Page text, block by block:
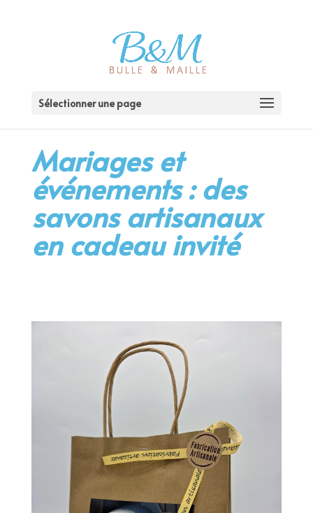
Sélectionner une page
Mariages et
événements : des
savons artisanaux
en cadeau invité